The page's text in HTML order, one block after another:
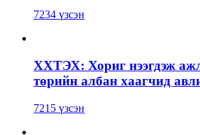
7234 үзсэн
ХХТЭХ: Хориг нээгдэж
төрийн албан хаагчид
7215 үзсэн